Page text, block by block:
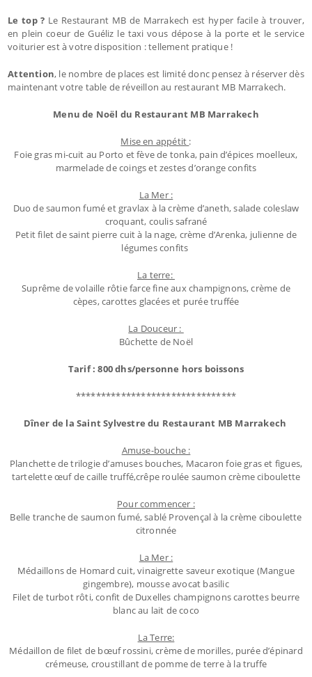
Le top ? Le Restaurant MB de Marrakech est hyper facile à trouver,
en plein coeur de Guéliz le taxi vous dépose à la porte et le service
voiturier est à votre disposition : tellement pratique !
Attention, le nombre de places est limité donc pensez à réserver dès
maintenant votre table de réveillon au restaurant MB Marrakech.
Menu de Noël du Restaurant MB Marrakech
Mise en appétit :
Foie gras mi-cuit au Porto et fève de tonka, pain d’épices moelleux,
marmelade de coings et zestes d’orange confits
La Mer :
Duo de saumon fumé et gravlax à la crème d’aneth, salade coleslaw
croquant, coulis safrané
Petit filet de saint pierre cuit à la nage, crème d’Arenka, julienne de
légumes confits
La terre:
Suprême de volaille rôtie farce fine aux champignons, crème de
cèpes, carottes glacées et purée truffée
La Douceur :
Bûchette de Noël
Tarif : 800 dhs/personne hors boissons
********************************
Dîner de la Saint Sylvestre du Restaurant MB Marrakech
Amuse-bouche :
Planchette de trilogie d’amuses bouches, Macaron foie gras et figues,
tartelette œuf de caille truffé,crêpe roulée saumon crème ciboulette
Pour commencer :
Belle tranche de saumon fumé, sablé Provençal à la crème ciboulette
citronnée
La Mer :
Médaillons de Homard cuit, vinaigrette saveur exotique (Mangue
gingembre), mousse avocat basilic
Filet de turbot rôti, confit de Duxelles champignons carottes beurre
blanc au lait de coco
La Terre:
Médaillon de filet de bœuf rossini, crème de morilles, purée d’épinard
crémeuse, croustillant de pomme de terre à la truffe